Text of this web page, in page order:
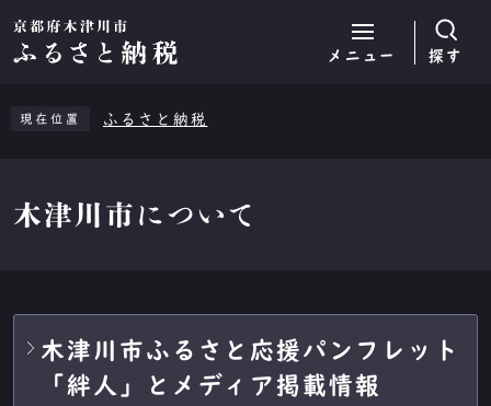
メニュー 探す
現在位置 ふるさと納税
木津川市について
メインメニュー
木津川市ふるさと応援パンフレット
「絆人」とメディア掲載情報